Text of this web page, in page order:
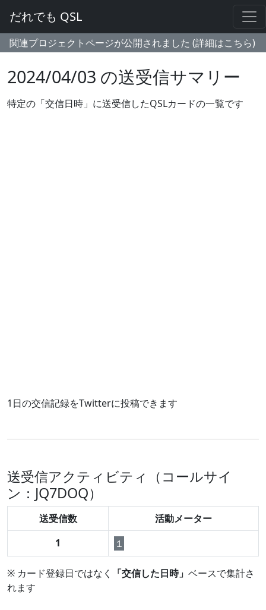
だれでも QSL
関連プロジェクトページが公開されました (詳細はこちら)
2024/04/03 の送受信サマリー
特定の「交信日時」に送受信したQSLカードの一覧です
1日の交信記録をTwitterに投稿できます
送受信アクティビティ（コールサイ
ン：JQ7DOQ）
送受信数
活動メーター
1
１
※ カード登録日ではなく 「交信した日時」 ベースで集計さ
れます